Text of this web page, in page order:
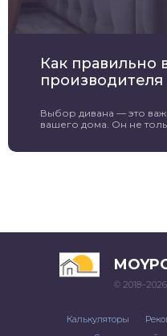
Как правильно
производителя
Выбор дивана — это
вашего дома. Он не
©
Калькуляторы